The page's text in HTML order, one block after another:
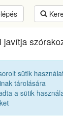
egykori
sütik
tárolására
a sütik